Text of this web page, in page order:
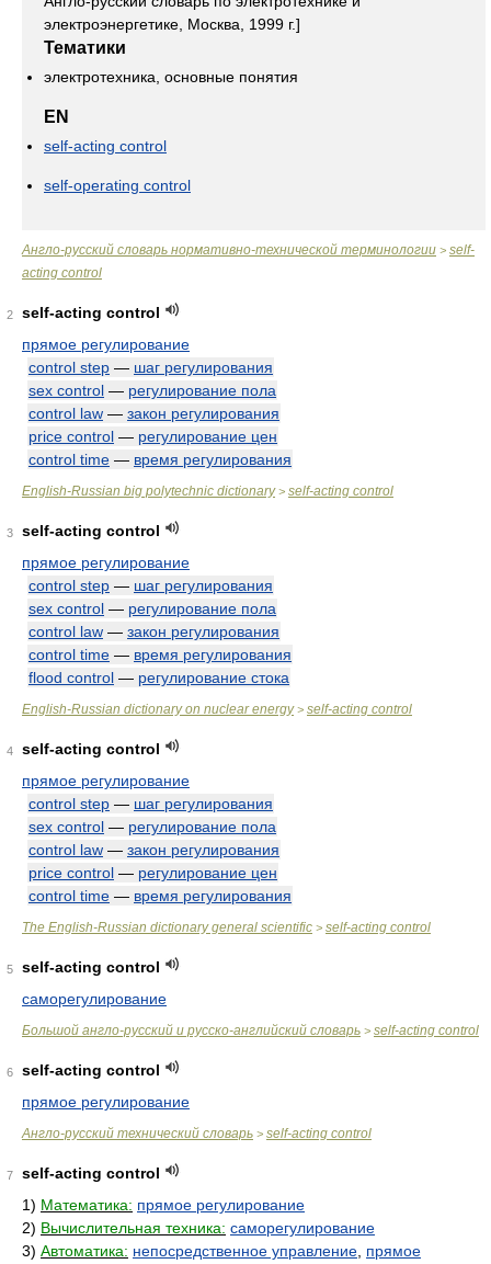
электроэнергетике, Москва, 1999 г.]
Тематики
электротехника, основные понятия
EN
self-acting control
self-operating control
Англо-русский словарь нормативно-технической терминологии > self-
acting control
2
self-acting control
прямое регулирование
control step — шаг регулирования
sex control — регулирование пола
control law — закон регулирования
price control — регулирование цен
control time — время регулирования
English-Russian big polytechnic dictionary> self-acting control
3
self-acting control
прямое регулирование
control step — шаг регулирования
sex control — регулирование пола
control law — закон регулирования
control time — время регулирования
flood control — регулирование стока
English-Russian dictionary on nuclear energy> self-acting control
4
self-acting control
прямое регулирование
control step — шаг регулирования
sex control — регулирование пола
control law — закон регулирования
price control — регулирование цен
control time — время регулирования
The English-Russian dictionary general scientific > self-acting control
5
self-acting control
саморегулирование
Большой англо-русский и русско-английский словарь > self-acting control
6
self-acting control
прямое регулирование
Англо-русский технический словарь > self-acting control
7
self-acting control
1) Математика: прямое регулирование
2) Вычислительная техника: саморегулирование
3) Автоматика: непосредственное управление прямое